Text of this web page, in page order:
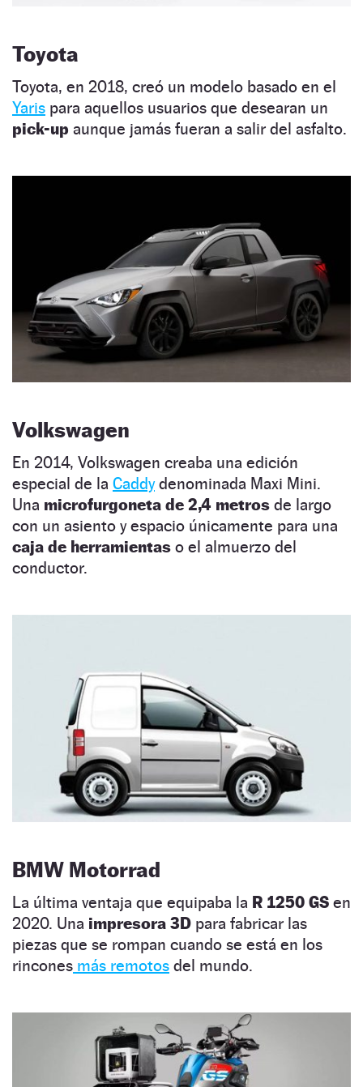
Toyota
Toyota, en 2018, creó un modelo basado en el
Yaris para aquellos usuarios que desearan un
pick-up aunque jamás fueran a salir del asfalto.
Volkswagen
En 2014, Volkswagen creaba una edición
especial de la Caddydenominada Maxi Mini.
Una microfurgoneta de 2,4 metros de largo
con un asiento y espacio únicamente para una
caja de herramientas o el almuerzo del
conductor.
BMW Motorrad
La última ventaja que equipaba la R 1250 GS en
2020. Una impresora 3D para fabricar las
piezas que se rompan cuando se está en los
rincones más remotos del mundo.